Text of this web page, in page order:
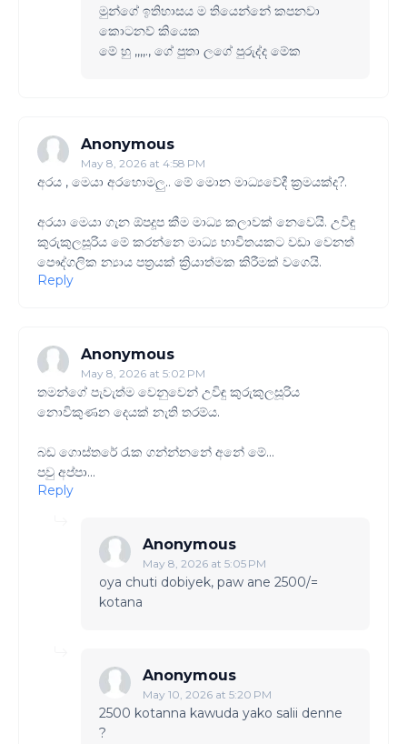
මුන්ගේ ඉතිහාසය ම තියෙන්නේ කපනවා
කොටනව් කියෙක
මේ හු ,,,,., ගේ පුතා ලගේ පුරුද්ද මේක
Anonymous
May 8, 2026 at 4:58 PM
අරය , මෙයා අරහොමලු.. මේ මොන මාධ්‍යවේදී ක්‍රමයක්ද​?.
අරයා මෙයා ගැන ඕපදූප කීම මාධ්‍ය කලාවක් නෙවෙයි. උවිඳු
කුරුකුලසූරිය මේ කරන්නෙ මාධ්‍ය භාවිතයකට වඩා වෙනත්
පෞද්ගලික න්‍යාය පත්‍රයක් ක්‍රියාත්මක කිරීමක් වගෙයි.
Reply
Anonymous
May 8, 2026 at 5:02 PM
තමන්ගේ පැවැත්ම වෙනුවෙන් උවිඳු කුරුකුලසූරිය
නොවිකුණන දෙයක් නැති තරම්ය.
බඩ ගොස්තරේ රැක ගන්න්නනේ අනේ මේ...
පවු අප්පා...
Reply
Anonymous
May 8, 2026 at 5:05 PM
oya chuti dobiyek, paw ane 2500/=
kotana
Anonymous
May 10, 2026 at 5:20 PM
2500 kotanna kawuda yako salii denne
?